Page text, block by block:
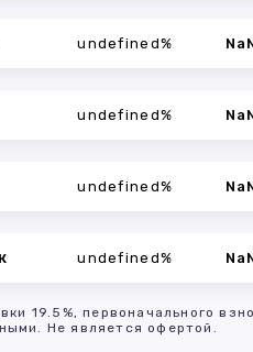
undefined%
undefined%
undefined%
undefined%
19.5%, первоначального
Не является офертой.